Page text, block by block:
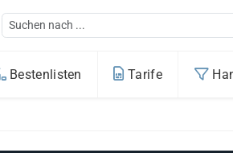
Bestenlisten Tarife